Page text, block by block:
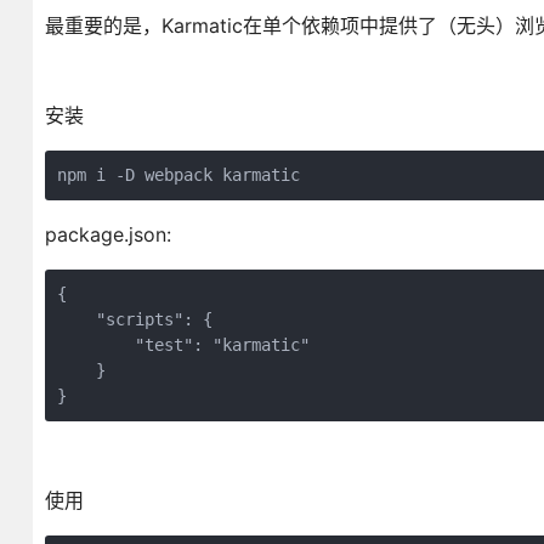
最重要的是，Karmatic在单个依赖项中提供了（无头）浏
安装
npm i -D webpack karmatic
package.json:
{
    "scripts": {
    }
}
使用